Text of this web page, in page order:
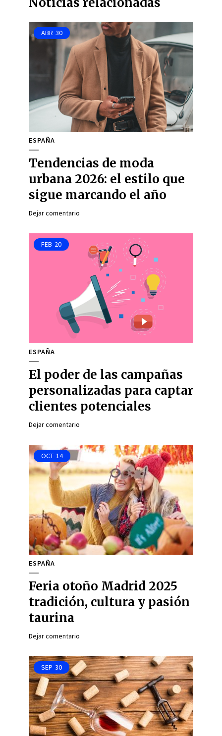
ABR 30
ESPAÑA
Tendencias de moda
urbana 2026: el estilo que
sigue marcando el año
Dejar comentario
FEB 20
ESPAÑA
El poder de las campañas
personalizadas para captar
clientes potenciales
Dejar comentario
OCT 14
ESPAÑA
Feria otoño Madrid 2025
tradición, cultura y pasión
taurina
Dejar comentario
SEP 30